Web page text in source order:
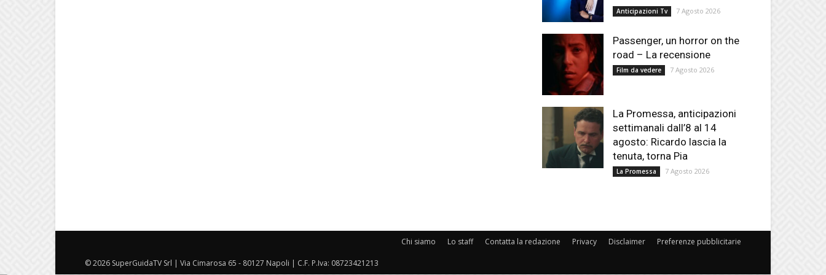
Anticipazioni Tv 7 Agosto 2026
Passenger, un horror on the
road – La recensione
Film da vedere 7 Agosto 2026
La Promessa, anticipazioni
settimanali dall’8 al 14
agosto: Ricardo lascia la
tenuta, torna Pia
La Promessa 7 Agosto 2026
Chi siamo Lo staff Contatta la redazione Privacy Disclaimer Preferenze pubblicitarie
© 2026 SuperGuidaTV Srl | Via Cimarosa 65 - 80127 Napoli | C.F. P.Iva: 08723421213